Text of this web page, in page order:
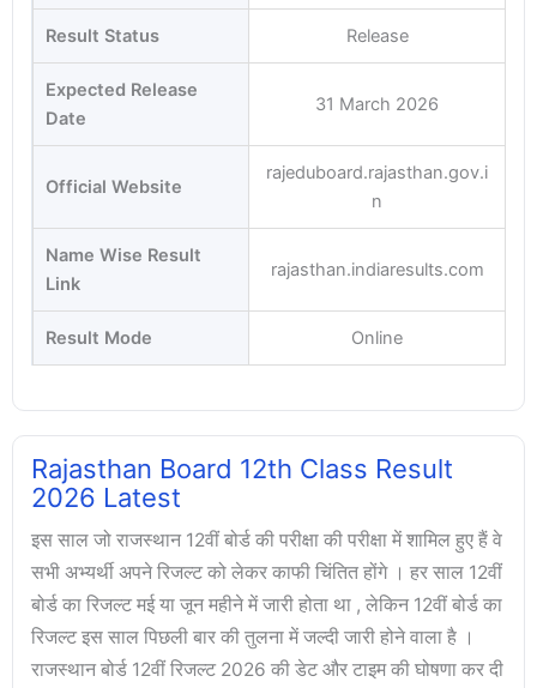
Result Status Release
Expected Release
Date
31 March 2026
Official Website
rajeduboard.rajasthan.gov.i
n
Name Wise Result
Link
rajasthan.indiaresults.com
Result Mode Online
Rajasthan Board 12th Class Result
2026 Latest
इस साल जो राजस्थान 12वीं बोर्ड की परीक्षा की परीक्षा में शामिल हुए हैं वे
सभी अभ्यर्थी अपने रिजल्ट को लेकर काफी चिंतित होंगे । हर साल 12वीं
बोर्ड का रिजल्ट मई या जून महीने में जारी होता था , लेकिन 12वीं बोर्ड का
रिजल्ट इस साल पिछली बार की तुलना में जल्दी जारी होने वाला है ।
राजस्थान बोर्ड 12वीं रिजल्ट 2026 की डेट और टाइम की घोषणा कर दी